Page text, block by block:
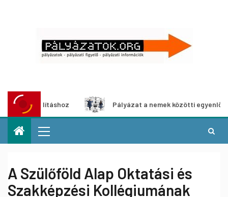
Pályázat a nemek közötti egyenlőség
A Szülőföld Alap Oktatási és
Szakképzési Kollégiumának